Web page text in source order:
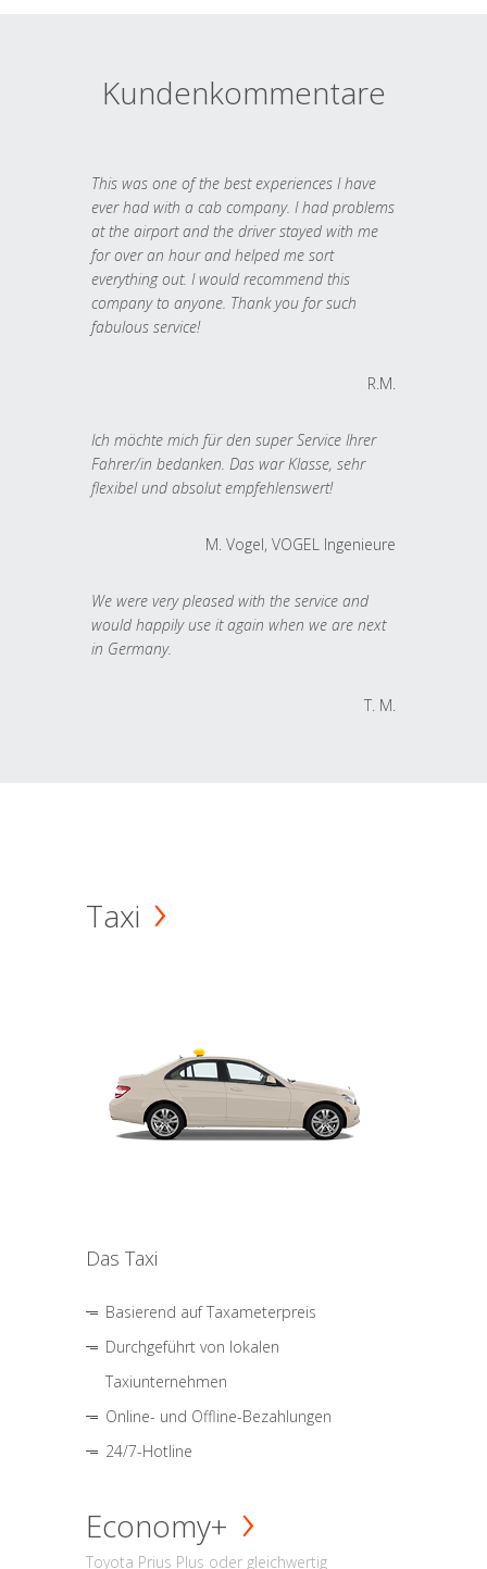
Kundenkommentare
This was one of the best experiences I have
ever had with a cab company. I had problems
at the airport and the driver stayed with me
for over an hour and helped me sort
everything out. I would recommend this
company to anyone. Thank you for such
fabulous service!
R.M.
Ich möchte mich für den super Service Ihrer
Fahrer/in bedanken. Das war Klasse, sehr
flexibel und absolut empfehlenswert!
M. Vogel, VOGEL Ingenieure
We were very pleased with the service and
would happily use it again when we are next
in Germany.
T. M.
Taxi
Das Taxi
Basierend auf Taxameterpreis
Durchgeführt von lokalen
Taxiunternehmen
Online- und Offline-Bezahlungen
24/7-Hotline
Economy+
Toyota Prius Plus oder gleichwertig